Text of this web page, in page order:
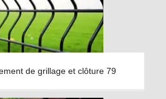
de grillage et clôture 79